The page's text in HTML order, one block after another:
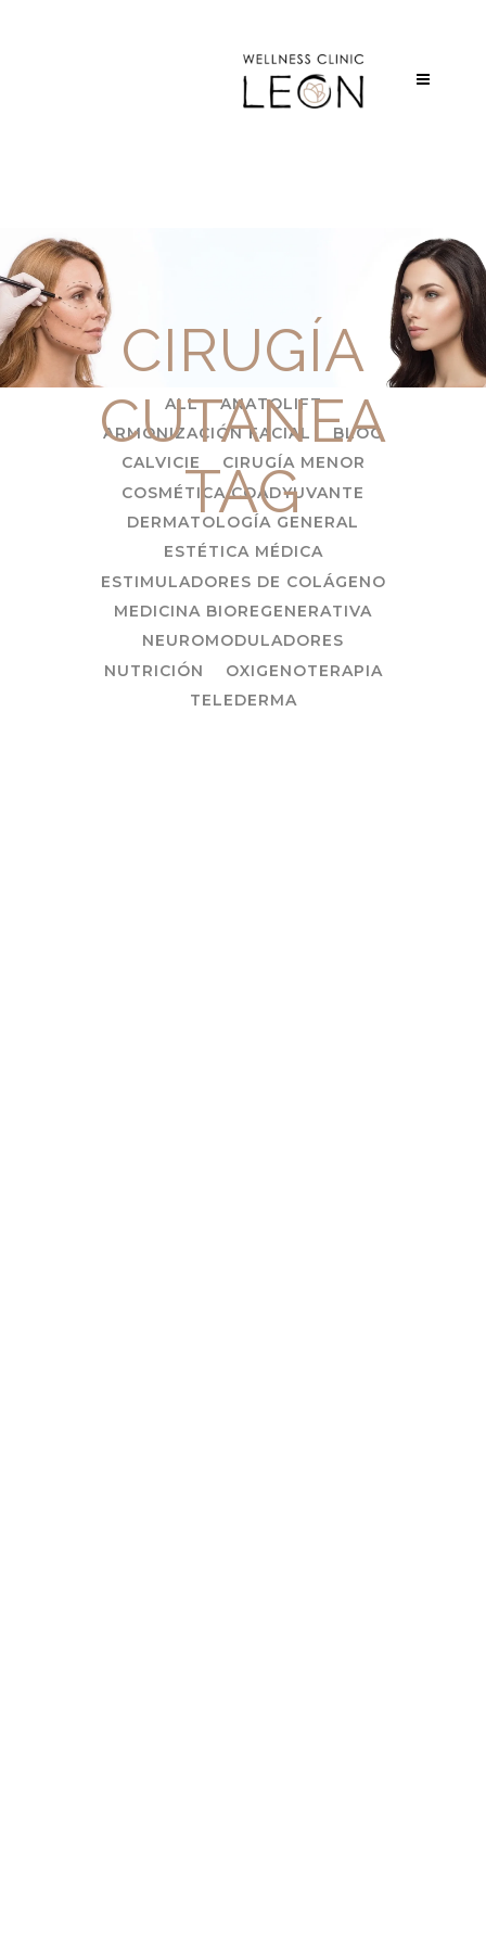
CIRUGÍA
CUTANEA
TAG
ALL
ANATOLIFT
ARMONIZACIÓN FACIAL
BLOG
CALVICIE
CIRUGÍA MENOR
COSMÉTICA COADYUVANTE
DERMATOLOGÍA GENERAL
ESTÉTICA MÉDICA
ESTIMULADORES DE COLÁGENO
MEDICINA BIOREGENERATIVA
NEUROMODULADORES
NUTRICIÓN
OXIGENOTERAPIA
TELEDERMA